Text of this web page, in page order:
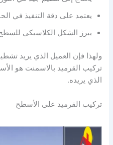
يعتمد على دقة التنفيذ في
يبرز الشكل الكلاسيكي
ولهذا فإن العميل الذي يريد
تركيب القرميد بالاسمنت هو
الذي يريده.
تركيب القرميد على الأسطح